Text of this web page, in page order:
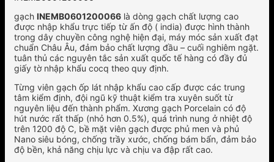
gạch INEMB0601200066 là dòng gạch chất lượng cao
được nhập khẩu trực tiếp từ ấn độ ( india) được hình thành
trong dây chuyền công nghệ hiện đại, máy móc sản xuất đạt
chuẩn Châu Âu, đảm bảo chất lượng đầu – cuối nghiêm ngặt.
tuân thủ các nguyên tắc sản xuất quốc tế hàng có đầy đủ
giấy tờ nhập khẩu cocq theo quy định.
Từng viên gạch ốp lát nhập khẩu cao cấp được các trung
tâm kiểm định, đội ngũ kỹ thuật kiểm tra xuyên suốt từ
nguyên liệu đến thành phẩm. Xương gạch Porcelain có độ
hút nước rất thấp (nhỏ hơn 0.5%), quá trình nung ở nhiệt độ
trên 1200 độ C, bề mặt viên gạch được phủ men và phủ
Nano siêu bóng, chống trầy xước, chống bám bẩn, đảm bảo
độ bền, khả năng chịu lực và chịu va đập rất cao.